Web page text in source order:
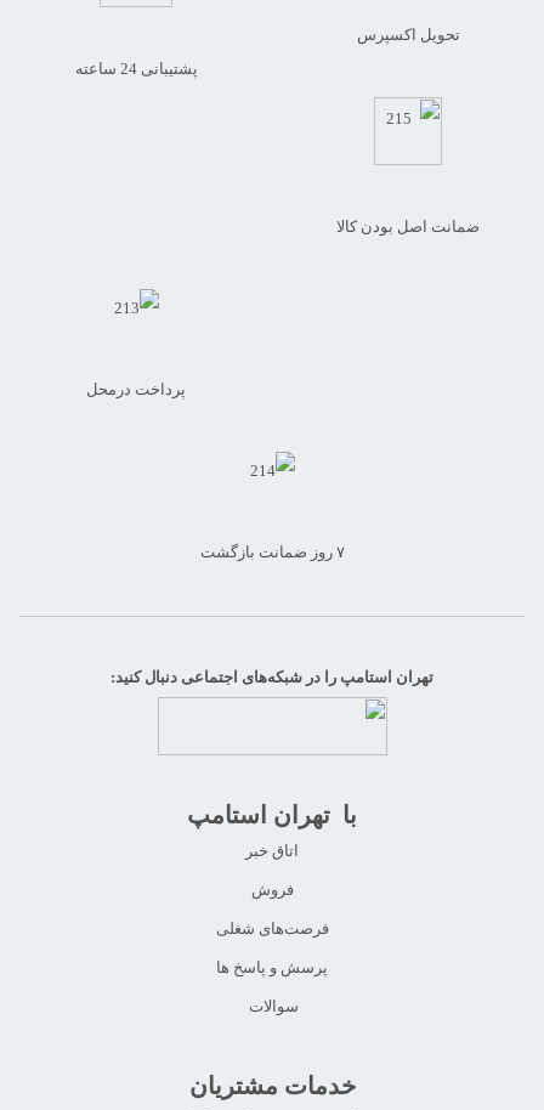
پشتیبانی 24 ساعته
تحویل اکسپرس
ضمانت اصل بودن کالا
پرداخت درمحل
۷ روز ضمانت بازگشت
تهران استامپ را در شبکه‌های اجتماعی دنبال کنید:
با تهران استامپ
اتاق خبر
فروش
فرصت‌های شغلی
پرسش و پاسخ ها
سوالات
خدمات مشتریان